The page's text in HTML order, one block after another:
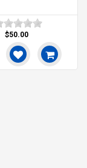
$50.00